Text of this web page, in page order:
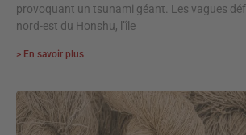
provoquant un tsunami géant. Les vagues
nord-est du Honshu, l’île
> En savoir plus